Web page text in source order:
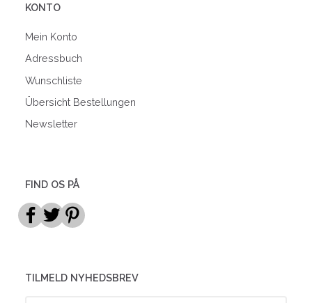
KONTO
Mein Konto
Adressbuch
Wunschliste
Übersicht Bestellungen
Newsletter
FIND OS PÅ
TILMELD NYHEDSBREV